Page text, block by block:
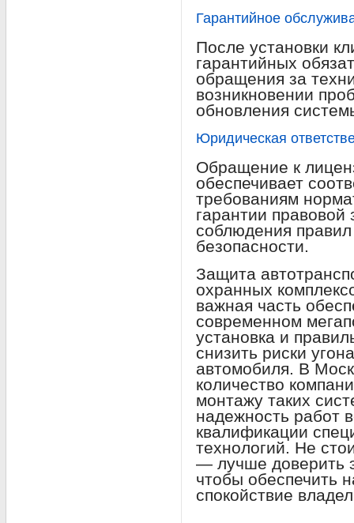
Гарантийное
После установки
гарантийных
обращения за
возникновении
обновления
Юридическая
Обращение к
обеспечивает
требованиям
гарантии
соблюдения
безопасности.
Защита
охранных
важная часть
современном
установка и
снизить риски
автомобиля. В
количество
монтажу таких
надежность работ
квалификации
технологий. Не
— лучше доверить
чтобы обеспечить
спокойствие